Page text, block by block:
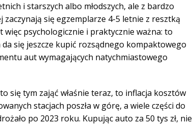
i starszych albo młodszych, ale z bardzo
zaczynają się egzemplarze 4-5 letnie z resztką
więc psychologicznie i praktycznie ważna: to
się jeszcze kupić rozsądnego kompaktowego
aut wymagających natychmiastowego
się tym zająć właśnie teraz, to inflacja kosztów
stacjach poszła w górę, a wiele części do
po 2023 roku. Kupując auto za 50 tys zł, nie